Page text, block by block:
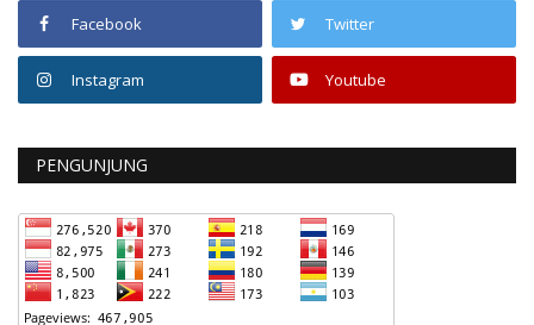
Facebook Twitter
Instagram Youtube
PENGUNJUNG